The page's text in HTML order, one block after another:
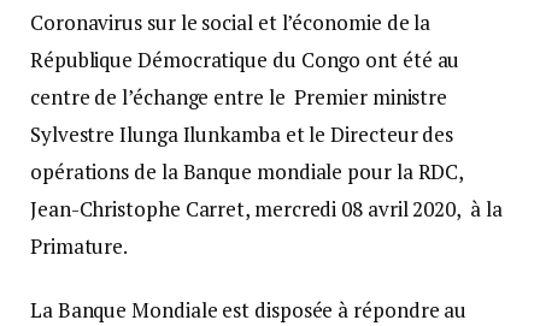
Coronavirus sur le social et l’économie de la
République Démocratique du Congo ont été au
centre de l’échange entre le Premier ministre
Sylvestre Ilunga Ilunkamba et le Directeur des
opérations de la Banque mondiale pour la RDC,
Jean-Christophe Carret, mercredi 08 avril 2020, à la
Primature.
La Banque Mondiale est disposée à répondre au